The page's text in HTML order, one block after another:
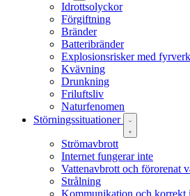
Idrottsolyckor
Förgiftning
Bränder
Batteribränder
Explosionsrisker med
Kvävning
Drunkning
Friluftsliv
Naturfenomen
Störningssituationer
Strömavbrott
Internet fungerar inte
Vattenavbrott och förorenat
Strålning
Kommunikation och korrekt